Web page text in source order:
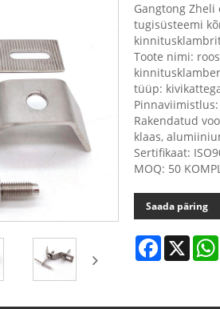
Gangtong Zheli
tugisüsteemi
Toote nimi:
kinnitusklamber
tüüp:
Rakendatud
klaas,
Sertifikaat:
MOQ: 50
Saada päring
Facebook
X